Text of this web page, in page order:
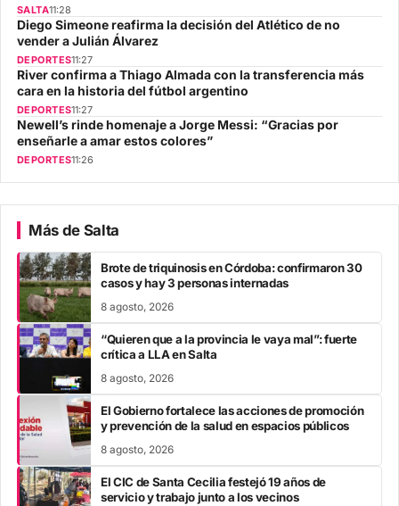
SALTA11:28
Diego Simeone reafirma la decisión del Atlético de no
vender a Julián Álvarez
DEPORTES11:27
River confirma a Thiago Almada con la transferencia más
cara en la historia del fútbol argentino
DEPORTES11:27
Newell’s rinde homenaje a Jorge Messi: “Gracias por
enseñarle a amar estos colores”
DEPORTES11:26
Más de Salta
Brote de triquinosis en Córdoba: confirmaron 30
casos y hay 3 personas internadas
8 agosto, 2026
“Quieren que a la provincia le vaya mal”: fuerte
crítica a LLA en Salta
8 agosto, 2026
El Gobierno fortalece las acciones de promoción
y prevención de la salud en espacios públicos
8 agosto, 2026
El CIC de Santa Cecilia festejó 19 años de
servicio y trabajo junto a los vecinos